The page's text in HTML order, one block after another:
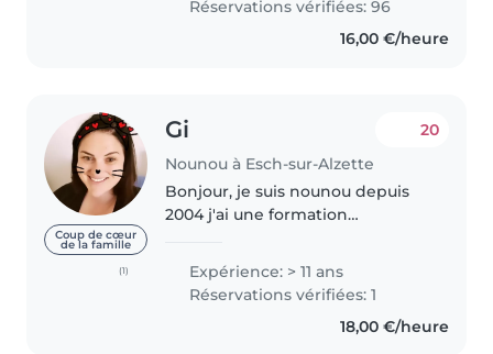
Réservations vérifiées: 96
16,00 €/heure
Coup de cœur
de la famille
(1)
Gi
Nounou à Esch-sur-Alzette
20
Bonjour, je suis nounou depuis
2004 j'ai une formation
présentations, Je suis disponible
les matins pour du babysiting..
Expérience: > 11 ans
Réservations vérifiées: 1
18,00 €/heure